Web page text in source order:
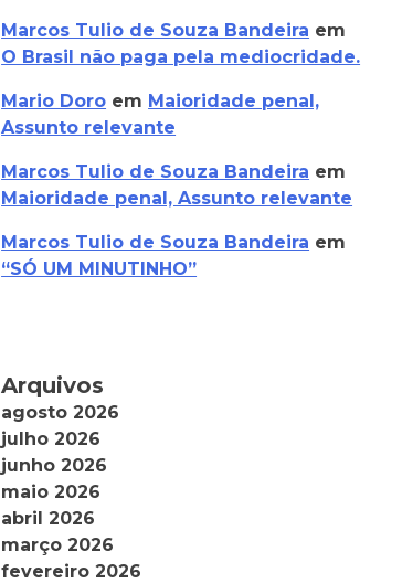
Marcos Tulio de Souza Bandeira em
O Brasil não paga pela mediocridade.
Mario Doro em Maioridade penal,
Assunto relevante
Marcos Tulio de Souza Bandeira em
Maioridade penal, Assunto relevante
Marcos Tulio de Souza Bandeira em
“SÓ UM MINUTINHO”
Arquivos
agosto 2026
julho 2026
junho 2026
maio 2026
abril 2026
março 2026
fevereiro 2026